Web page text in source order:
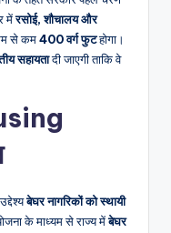
मेंरसोई, शौचालय और
से कम400 वर्ग फुटहोगा।
सहायतादी जाएगी ताकि वे
बेघर नागरिकों को स्थायी
के माध्यम से राज्य मेंबेघर